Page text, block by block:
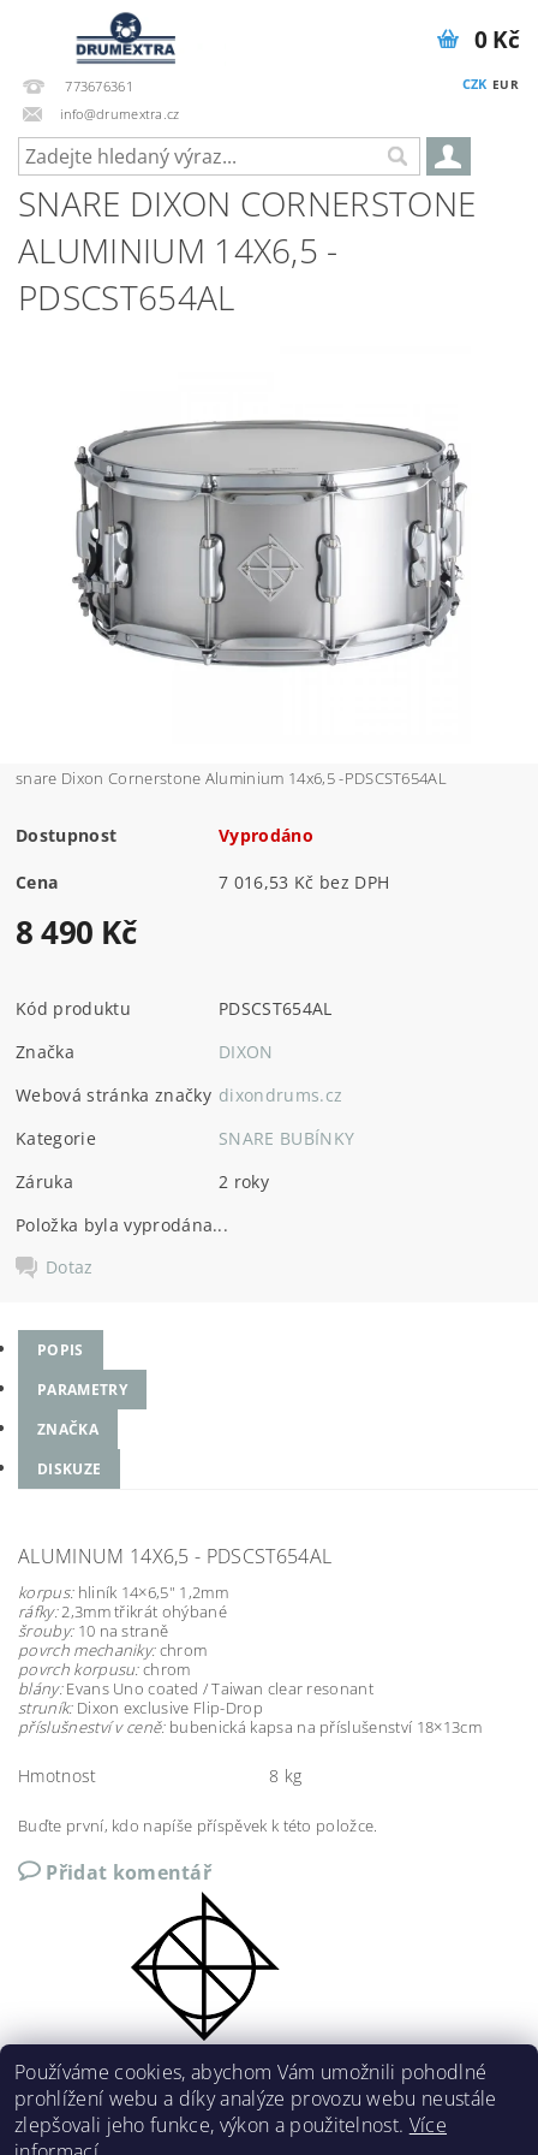
773676361
info@drumextra.cz
CZK EUR
0 Kč
SNARE DIXON CORNERSTONE
ALUMINIUM 14X6,5 -
PDSCST654AL
snare Dixon Cornerstone Aluminium 14x6,5 -PDSCST654AL
Dostupnost Vyprodáno
Cena 7 016,53 Kč bez DPH
8 490 Kč
Kód produktu
PDSCST654AL
Značka
DIXON
Webová stránka značky dixondrums.cz
Kategorie
SNARE BUBÍNKY
Záruka
2 roky
Položka byla vyprodána...
Dotaz
POPIS
PARAMETRY
ZNAČKA
DISKUZE
ALUMINUM 14X6,5 - PDSCST654AL
korpus: hliník 14×6,5" 1,2mm
ráfky:2,3mm třikrát ohýbané
šrouby: 10 na straně
povrch mechaniky:chrom
povrch korpusu:chrom
blány: Evans Uno coated / Taiwan clear resonant
struník: Dixon exclusive Flip-Drop
příslušneství v ceně: bubenická kapsa na příslušenství 18×13cm
Hmotnost 8 kg
Buďte první, kdo napíše příspěvek k této položce.
Přidat komentář
Používáme cookies, abychom Vám umožnili pohodlné
prohlížení webu a díky analýze provozu webu neustále
zlepšovali jeho funkce, výkon a použitelnost. Více